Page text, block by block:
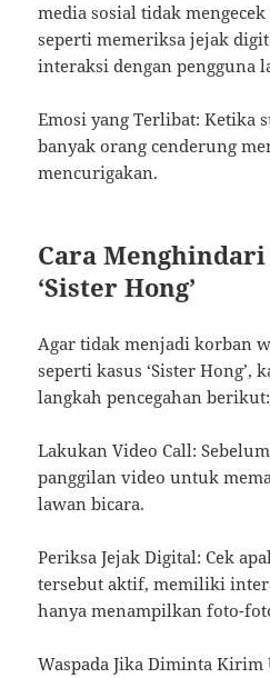
media sosial tidak
seperti memeriksa jejak
interaksi dengan pengguna
Emosi yang Terlibat: Ketika
banyak orang cenderung
mencurigakan.
Cara
‘Sister Hong’
Agar tidak menjadi korban
seperti kasus ‘Sister Hong’,
langkah pencegahan berikut:
Lakukan Video Call:
panggilan video untuk
lawan bicara.
Periksa Jejak Digital: Cek
tersebut aktif, memiliki
hanya menampilkan foto-
Waspada Jika Diminta